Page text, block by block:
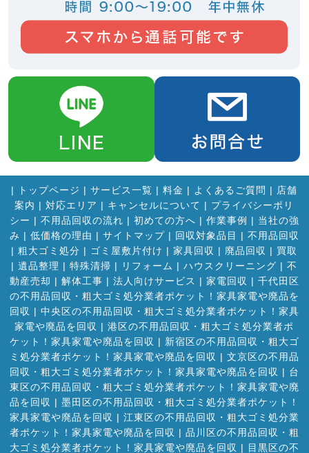
| トップページ | サービス一覧 | 料金 | よくあるご質問 | 店舗
案内 | 対応エリア | キャンセルについて | プライバシーポリ
シー | 不用品回収の流れ | 初めての方へ | 作業事例 | 当社の強
み | 低価格の理由 | サイトマップ| 回収対象品目 | 不用品回収
| 粗大ゴミ処分 | ゴミ屋敷片付け | 家具回収 | 廃品回収 | 買取
| 遺品整理 | 特殊清掃 | リフォーム | ハウスクリーニング | 不
動産売却 | 解体工事 | 法人向けサービス | 家電回収 | 千代田区
の不用品回収・粗大ゴミ処分業者ポケット！家具家電や廃品を
回収 | 中央区の不用品回収・粗大ゴミ処分業者ポケット！家具
家電や廃品を回収 | 港区の不用品回収・粗大ゴミ処分業者ポ
ケット！家具家電や廃品を回収 | 新宿区の不用品回収・粗大ゴ
ミ処分業者ポケット！家具家電や廃品を回収 | 文京区の不用品
回収・粗大ゴミ処分業者ポケット！家具家電や廃品を回収 | 台
東区の不用品回収・粗大ゴミ処分業者ポケット！家具家電や廃
品を回収 | 墨田区の不用品回収・粗大ゴミ処分業者ポケット！
家具家電や廃品を回収 | 江東区の不用品回収・粗大ゴミ処分業
者ポケット！家具家電や廃品を回収 | 品川区の不用品回収・粗
大ゴミ処分業者ポケット！家具家電や廃品を回収 | 目黒区の不